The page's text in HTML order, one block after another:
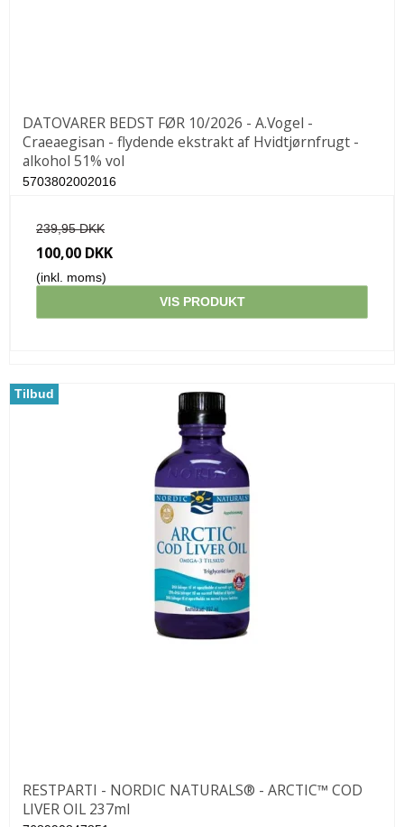
DATOVARER BEDST FØR 10/2026 - A.Vogel -
Craeaegisan - flydende ekstrakt af Hvidtjørnfrugt -
alkohol 51% vol
5703802002016
239,95 DKK
100,00 DKK
(inkl. moms)
VIS PRODUKT
Tilbud
RESTPARTI - NORDIC NATURALS® - ARCTIC™ COD
LIVER OIL 237ml